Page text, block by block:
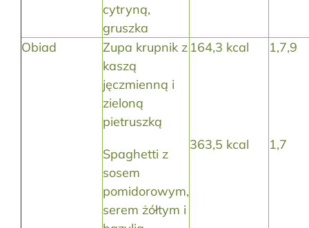
cytryną,
gruszka
Obiad
Zupa krupnik z
kaszą
jęczmienną i
zieloną
pietruszką
Spaghetti z
sosem
pomidorowym,
serem żółtym i
164,3 kcal
363,5 kcal
1,7,9
1,7